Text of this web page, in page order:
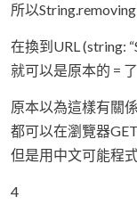
所以
在換到URL (string:
就可以是原本的 = 了
原本以為這樣有關
都可以在瀏覽器
但是用中文可能程
4